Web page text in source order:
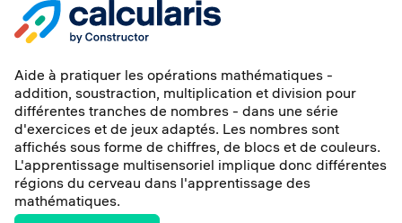
Aide à pratiquer les opérations mathématiques -
addition, soustraction, multiplication et division pour
différentes tranches de nombres - dans une série
d'exercices et de jeux adaptés. Les nombres sont
affichés sous forme de chiffres, de blocs et de couleurs.
L'apprentissage multisensoriel implique donc différentes
régions du cerveau dans l'apprentissage des
mathématiques.